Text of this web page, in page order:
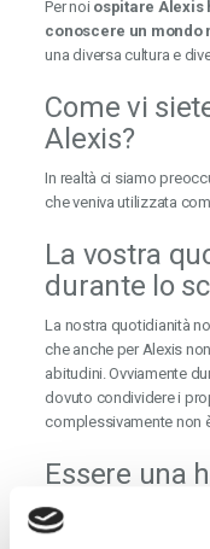
Per noi ospitare Alexis
conoscere un mondo
una diversa cultura e
Come vi
Alexis?
In realtà ci siamo
che veniva utilizzata
La vostra
durante lo
La nostra quotidianità
che anche per Alexis
abitudini. Ovviamente
dovuto condividere i
complessivamente non
Essere una
arricchito?